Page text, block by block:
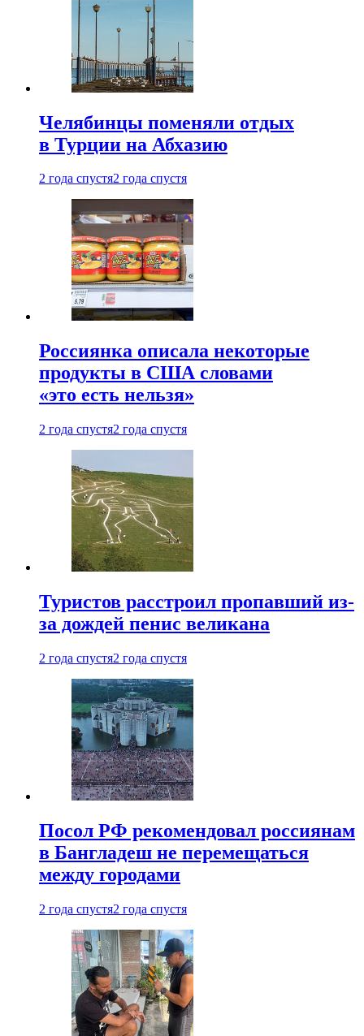
Челябинцы поменяли отдых
в Турции на Абхазию
2 года спустя2 года спустя
Россиянка описала некоторые
продукты в США словами
«это есть нельзя»
2 года спустя2 года спустя
Туристов расстроил пропавший из-
за дождей пенис великана
2 года спустя2 года спустя
Посол РФ рекомендовал россиянам
в Бангладеш не перемещаться
между городами
2 года спустя2 года спустя